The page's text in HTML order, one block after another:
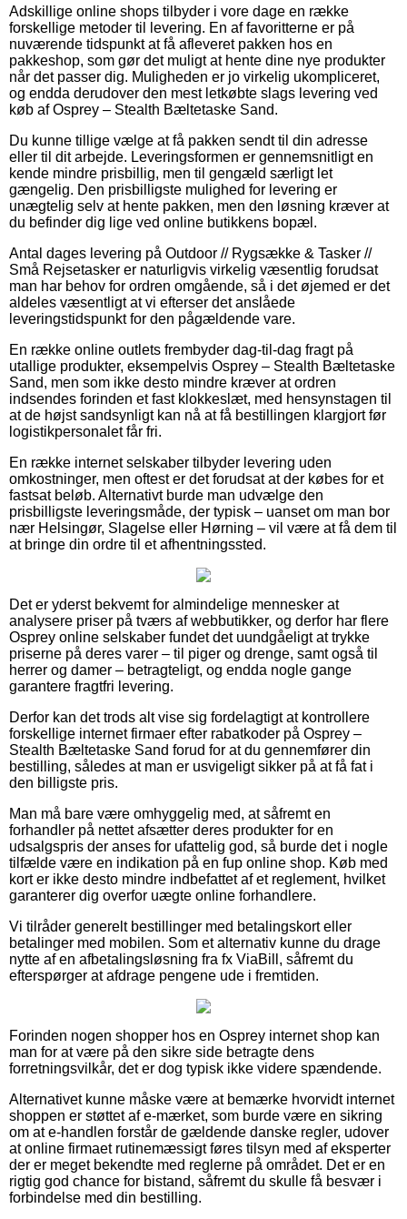
Adskillige online shops tilbyder i vore dage en række
forskellige metoder til levering. En af favoritterne er på
nuværende tidspunkt at få afleveret pakken hos en
pakkeshop, som gør det muligt at hente dine nye produkter
når det passer dig. Muligheden er jo virkelig ukompliceret,
og endda derudover den mest letkøbte slags levering ved
køb af Osprey – Stealth Bæltetaske Sand.
Du kunne tillige vælge at få pakken sendt til din adresse
eller til dit arbejde. Leveringsformen er gennemsnitligt en
kende mindre prisbillig, men til gengæld særligt let
gængelig. Den prisbilligste mulighed for levering er
unægtelig selv at hente pakken, men den løsning kræver at
du befinder dig lige ved online butikkens bopæl.
Antal dages levering på Outdoor // Rygsække & Tasker //
Små Rejsetasker er naturligvis virkelig væsentlig forudsat
man har behov for ordren omgående, så i det øjemed er det
aldeles væsentligt at vi efterser det anslåede
leveringstidspunkt for den pågældende vare.
En række online outlets frembyder dag-til-dag fragt på
utallige produkter, eksempelvis Osprey – Stealth Bæltetaske
Sand, men som ikke desto mindre kræver at ordren
indsendes forinden et fast klokkeslæt, med hensynstagen til
at de højst sandsynligt kan nå at få bestillingen klargjort før
logistikpersonalet får fri.
En række internet selskaber tilbyder levering uden
omkostninger, men oftest er det forudsat at der købes for et
fastsat beløb. Alternativt burde man udvælge den
prisbilligste leveringsmåde, der typisk – uanset om man bor
nær Helsingør, Slagelse eller Hørning – vil være at få dem til
at bringe din ordre til et afhentningssted.
Det er yderst bekvemt for almindelige mennesker at
analysere priser på tværs af webbutikker, og derfor har flere
Osprey online selskaber fundet det uundgåeligt at trykke
priserne på deres varer – til piger og drenge, samt også til
herrer og damer – betragteligt, og endda nogle gange
garantere fragtfri levering.
Derfor kan det trods alt vise sig fordelagtigt at kontrollere
forskellige internet firmaer efter rabatkoder på Osprey –
Stealth Bæltetaske Sand forud for at du gennemfører din
bestilling, således at man er usvigeligt sikker på at få fat i
den billigste pris.
Man må bare være omhyggelig med, at såfremt en
forhandler på nettet afsætter deres produkter for en
udsalgspris der anses for ufattelig god, så burde det i nogle
tilfælde være en indikation på en fup online shop. Køb med
kort er ikke desto mindre indbefattet af et reglement, hvilket
garanterer dig overfor uægte online forhandlere.
Vi tilråder generelt bestillinger med betalingskort eller
betalinger med mobilen. Som et alternativ kunne du drage
nytte af en afbetalingsløsning fra fx ViaBill, såfremt du
efterspørger at afdrage pengene ude i fremtiden.
Forinden nogen shopper hos en Osprey internet shop kan
man for at være på den sikre side betragte dens
forretningsvilkår, det er dog typisk ikke videre spændende.
Alternativet kunne måske være at bemærke hvorvidt internet
shoppen er støttet af e-mærket, som burde være en sikring
om at e-handlen forstår de gældende danske regler, udover
at online firmaet rutinemæssigt føres tilsyn med af eksperter
der er meget bekendte med reglerne på området. Det er en
rigtig god chance for bistand, såfremt du skulle få besvær i
forbindelse med din bestilling.